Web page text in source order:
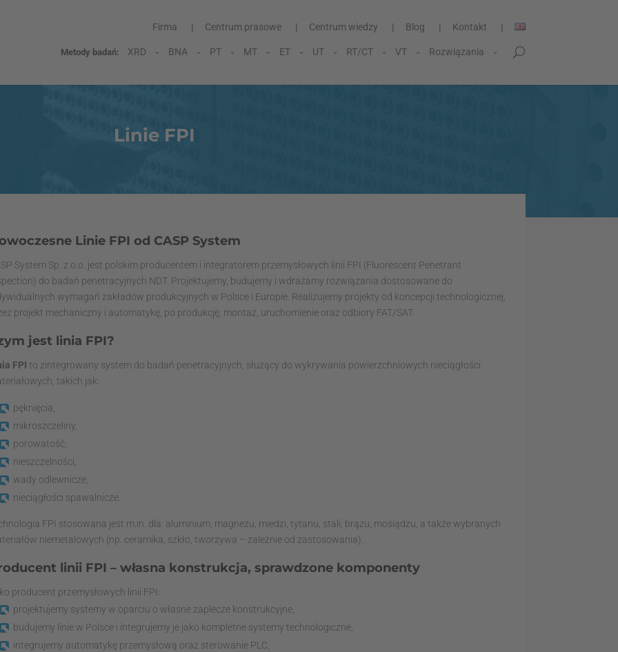
Firma Centrum prasowe Centrum wiedzy Blog Kontakt
Metody badań: XRD BNA PT MT ET UT RT/CT VT Rozwiązania
Linie FPI
Linie FPI od CASP System
System Sp. z o.o. jest polskim producentem i integratorem przemysłowych linii FPI (Fluorescent Penetrant
do badań penetracyjnych NDT. Projektujemy, budujemy i wdrażamy rozwiązania dostosowane do
wymagań zakładów produkcyjnych w Polsce i Europie. Realizujemy projekty od koncepcji technologicznej,
projekt mechaniczny i automatykę, po produkcję, montaż, uruchomienie oraz odbiory FAT/SAT.
jest linia FPI?
FPI to zintegrowany system do badań penetracyjnych, służący do wykrywania powierzchniowych nieciągłości
takich jak:
pęknięcia,
mikroszczeliny,
porowatość,
nieszczelności,
wady odlewnicze,
nieciągłości spawalnicze.
FPI stosowana jest m.in. dla: aluminium, magnezu, miedzi, tytanu, stali, brązu, mosiądzu, a także wybranych
niemetalowych (np. ceramika, szkło, tworzywa – zależnie od zastosowania).
linii FPI – własna konstrukcja, sprawdzone komponenty
producent przemysłowych linii FPI:
projektujemy systemy w oparciu o własne zaplecze konstrukcyjne,
budujemy linie w Polsce i integrujemy je jako kompletne systemy technologiczne,
integrujemy automatykę przemysłową oraz sterowanie PLC,